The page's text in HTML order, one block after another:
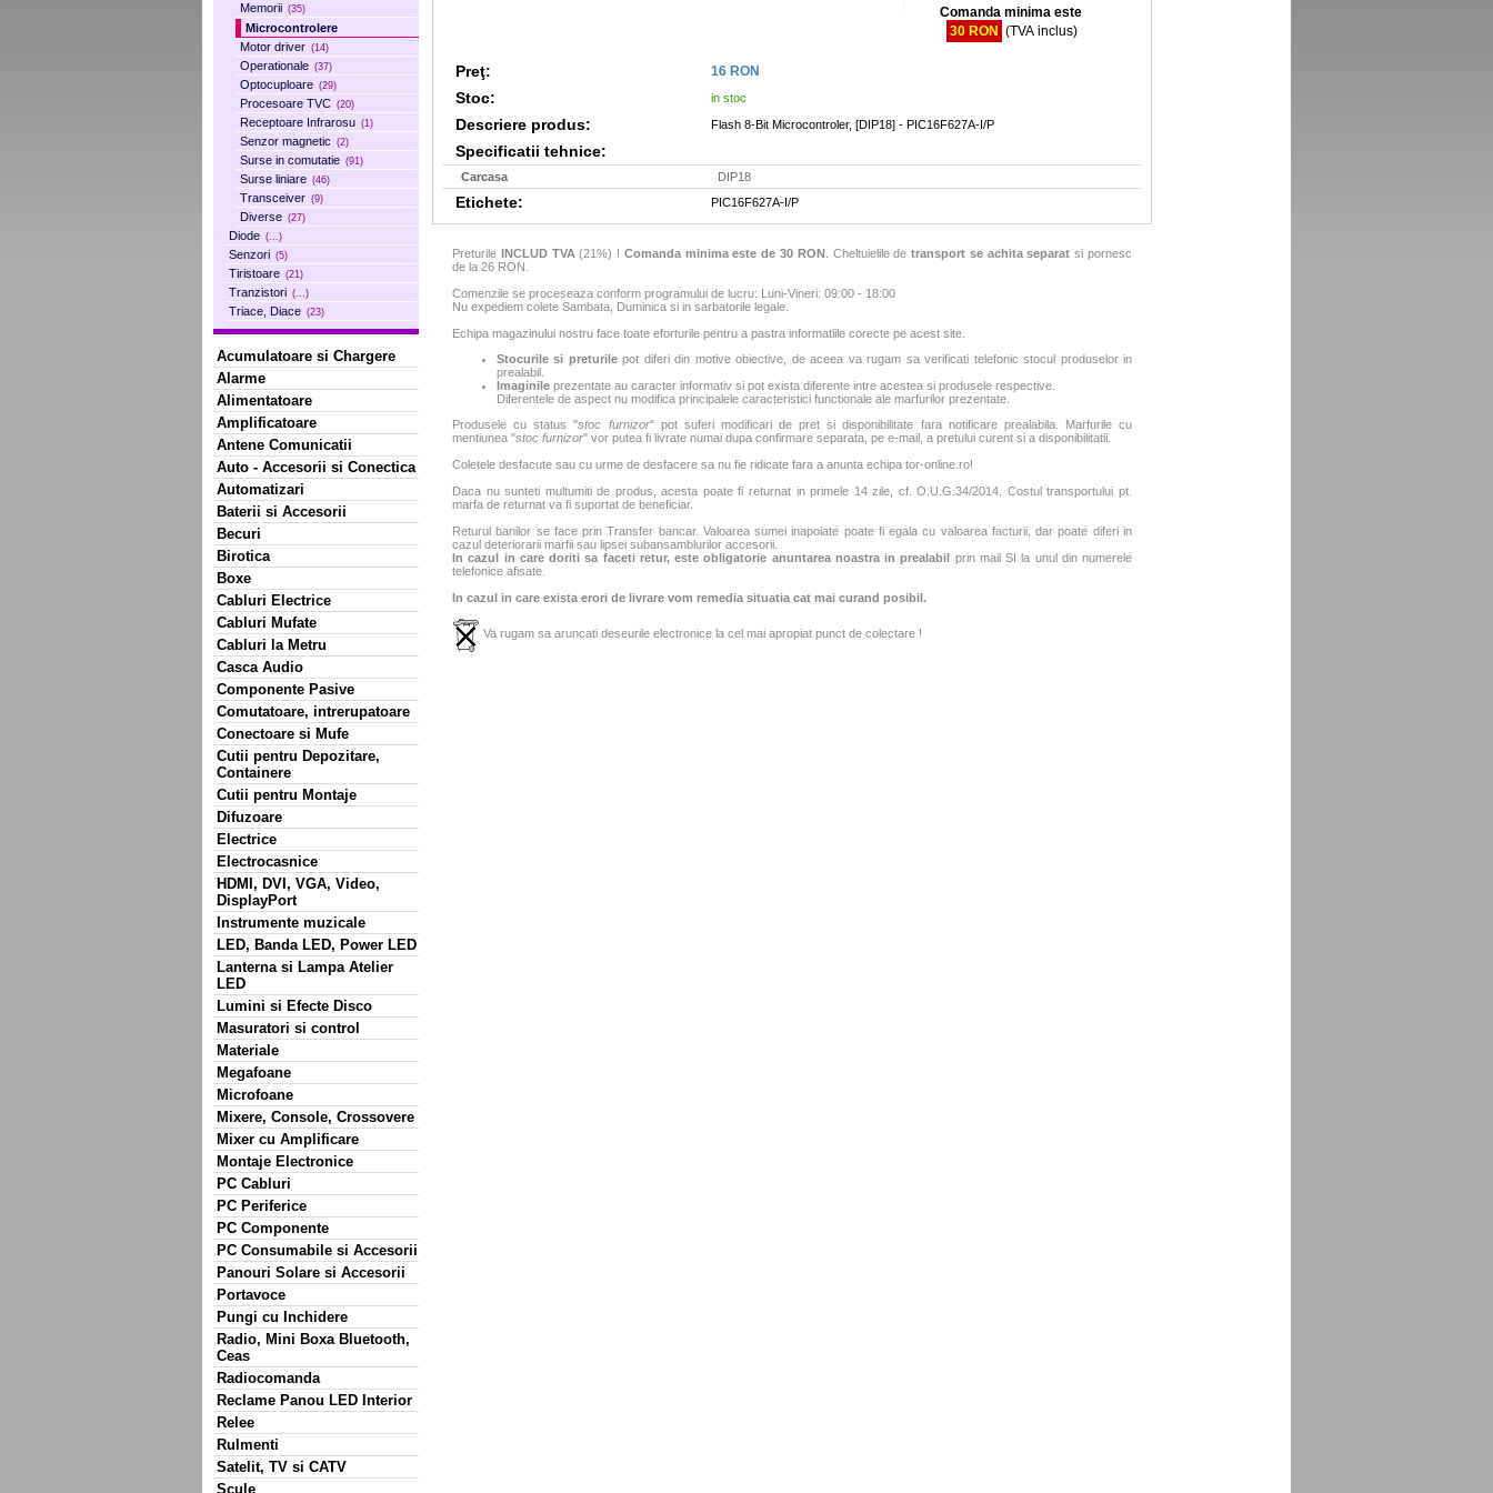
Memorii (35)
Microcontrolere
Motor driver (14)
Operationale (37)
Optocuploare (29)
Procesoare TVC (20)
Receptoare Infrarosu (1)
Senzor magnetic (2)
Surse in comutatie (91)
Surse liniare (46)
Transceiver (9)
Diverse (27)
Diode (...)
Senzori (5)
Tiristoare (21)
Tranzistori (...)
Triace, Diace (23)
Acumulatoare si Chargere
Alarme
Alimentatoare
Amplificatoare
Antene Comunicatii
Auto - Accesorii si Conectica
Automatizari
Baterii si Accesorii
Becuri
Birotica
Boxe
Cabluri Electrice
Cabluri Mufate
Cabluri la Metru
Casca Audio
Componente Pasive
Comutatoare, intrerupatoare
Conectoare si Mufe
Cutii pentru Depozitare,
Containere
Cutii pentru Montaje
Difuzoare
Electrice
Electrocasnice
HDMI, DVI, VGA, Video,
DisplayPort
Instrumente muzicale
LED, Banda LED, Power LED
Lanterna si Lampa Atelier
LED
Lumini si Efecte Disco
Masuratori si control
Materiale
Megafoane
Microfoane
Mixere, Console, Crossovere
Mixer cu Amplificare
Montaje Electronice
PC Cabluri
PC Periferice
PC Componente
PC Consumabile si Accesorii
Panouri Solare si Accesorii
Portavoce
Pungi cu Inchidere
Radio, Mini Boxa Bluetooth,
Ceas
Radiocomanda
Reclame Panou LED Interior
Relee
Rulmenti
Satelit, TV si CATV
Scule
Comanda minima este
30 RON (TVA inclus)
Preţ: 16 RON
Stoc: in stoc
Descriere produs: Flash 8-Bit Microcontroler, [DIP18] - PIC16F627A-I/P
Specificatii tehnice:
Carcasa DIP18
Etichete: PIC16F627A-I/P
Preturile INCLUD TVA (21%) ! Comanda minima este de 30 RON. Cheltuielile detransport se achita separat si pornesc
de la 26 RON.
Comenzile se proceseaza conform programului de lucru: Luni-Vineri: 09:00 - 18:00
Nu expediem colete Sambata, Duminica si in sarbatorile legale.
Echipa magazinului nostru face toate eforturile pentru a pastra informatiile corecte pe acest site.
Stocurile si preturilepot diferi din motive obiective, de aceea va rugam sa verificati telefonic stocul produselor in
prealabil.
Imaginile prezentate au caracter informativ si pot exista diferente intre acestea si produsele respective.
Diferentele de aspect nu modifica principalele caracteristici functionale ale marfurilor prezentate.
Produsele cu status "stoc furnizor" pot suferi modificari de pret si disponibilitate fara notificare prealabila. Marfurile cu
mentiunea "stoc furnizor" vor putea fi livrate numai dupa confirmare separata, pe e-mail, a pretului curent si a disponibilitatii.
Coletele desfacute sau cu urme de desfacere sa nu fie ridicate fara a anunta echipa tor-online.ro!
Daca nu sunteti multumiti de produs, acesta poate fi returnat in primele 14 zile, cf. O.U.G.34/2014. Costul transportului pt.
marfa de returnat va fi suportat de beneficiar.
Returul banilor se face prin Transfer bancar. Valoarea sumei inapoiate poate fi egala cu valoarea facturii, dar poate diferi in
cazul deteriorarii marfii sau lipsei subansamblurilor accesorii.
In cazul in care doriti sa faceti retur, este obligatorie anuntarea noastra in prealabil
prin mail SI la unul din numerele
telefonice afisate.
In cazul in care exista erori de livrare vom remedia situatia cat mai curand posibil.
Va rugam sa aruncati deseurile electronice la cel mai apropiat punct de colectare !